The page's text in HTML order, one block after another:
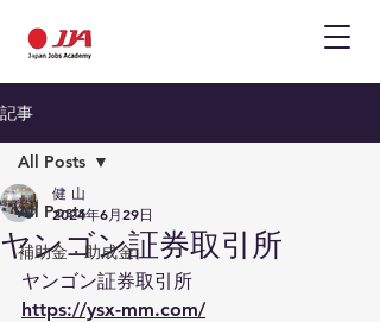
記事
All Posts
補助金・助成金
All Posts
ヤンゴン証券取引所
健 山
2024年6月29日
ヤンゴン証券取引所
https://ysx-mm.com/